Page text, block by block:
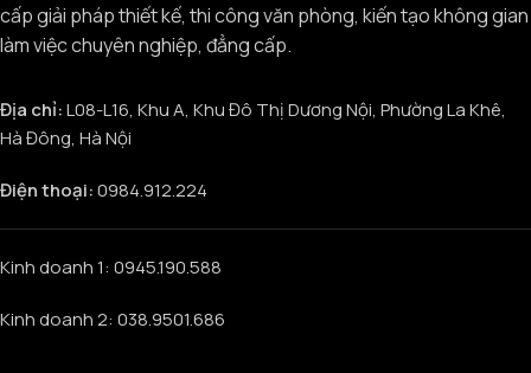
cấp giải pháp thiết kế, thi công văn phòng, kiến tạo không gian
làm việc chuyên nghiệp, đẳng cấp.
Địa chỉ:L08-L16, Khu A, Khu Đô Thị Dương Nội, Phường La Khê,
Hà Đông, Hà Nội
Điện thoại:0984.912.224
Kinh doanh 1: 0945.190.588
Kinh doanh 2: 038.9501.686